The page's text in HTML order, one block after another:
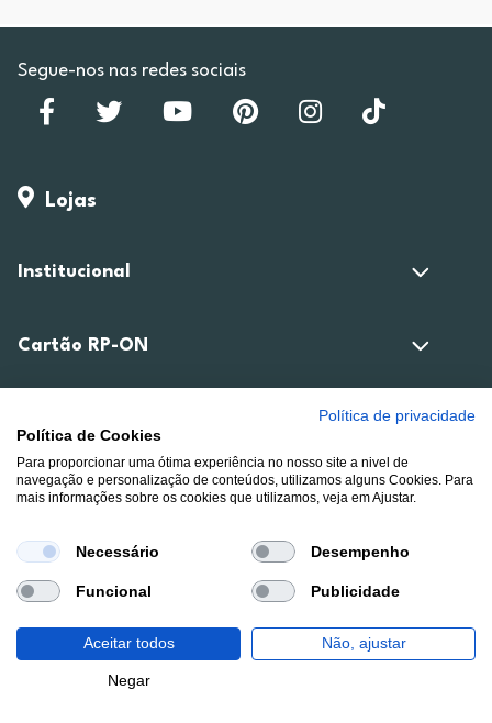
Segue-nos nas redes sociais
Lojas
Institucional
Cartão RP-ON
Compra Online
Área de Cliente
Estamos contigo
Política de privacidade
Política de Cookies
Para proporcionar uma ótima experiência no nosso site a nivel de
navegação e personalização de conteúdos, utilizamos alguns Cookies. Para
mais informações sobre os cookies que utilizamos, veja em Ajustar.
Necessário Desempenho
Funcional Publicidade
Aceitar todos Não, ajustar
Negar